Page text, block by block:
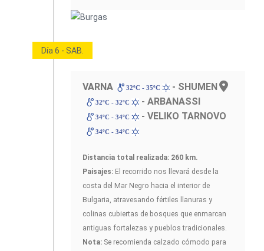
Día 6 - SAB.
VARNA 32ºC - 35ºC - SHUMEN
32ºC - 32ºC - ARBANASSI
34ºC - 34ºC - VELIKO TARNOVO
34ºC - 34ºC
Distancia total realizada: 260 km.
Paisajes: El recorrido nos llevará desde la
costa del Mar Negro hacia el interior de
Bulgaria, atravesando fértiles llanuras y
colinas cubiertas de bosques que enmarcan
antiguas fortalezas y pueblos tradicionales.
Nota: Se recomienda calzado cómodo para